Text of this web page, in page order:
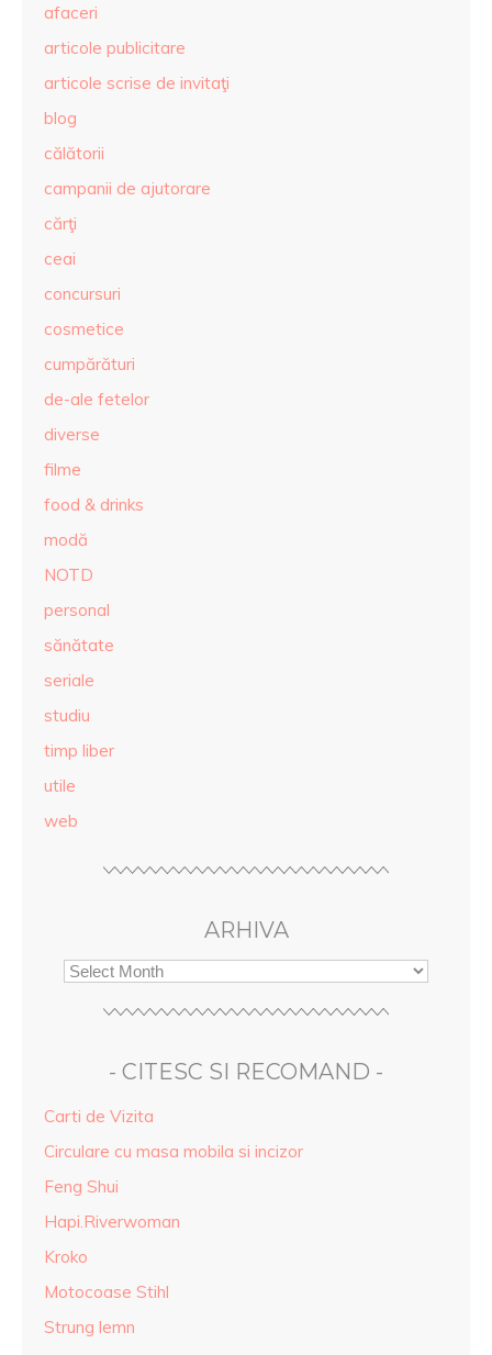
afaceri
articole publicitare
articole scrise de invitaţi
blog
călătorii
campanii de ajutorare
cărţi
ceai
concursuri
cosmetice
cumpărături
de-ale fetelor
diverse
filme
food & drinks
modă
NOTD
personal
sănătate
seriale
studiu
timp liber
utile
web
ARHIVA
- CITESC SI RECOMAND -
Carti de Vizita
Circulare cu masa mobila si incizor
Feng Shui
Hapi.Riverwoman
Kroko
Motocoase Stihl
Strung lemn